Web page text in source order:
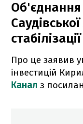
Об'єднання
Про це заявив
інвестицій
Канал з